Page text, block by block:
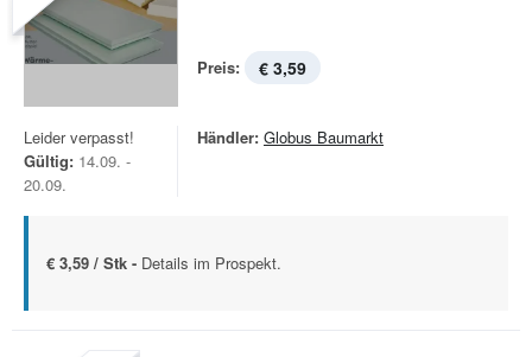
Preis: € 3,59
Leider verpasst!
Gültig: 14.09. -
20.09.
Händler: Globus Baumarkt
€ 3,59 / Stk - Details im Prospekt.